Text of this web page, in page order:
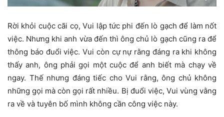
Rời khỏi cuộc cãi cọ, Vui lập tức phi đến lò gạch để làm nốt
việc. Nhưng khi anh vừa đến thì ông chủ lò gạch cũng ra để
thông báo đuổi việc. Vui còn cự nự rằng đáng ra khi không
thấy anh, ông phải gọi một cuộc để anh biết mà chạy về
ngay. Thế nhưng đáng tiếc cho Vui rằng, ông chủ không
những gọi mà còn gọi rất nhiều. Bị đuổi việc, Vui vùng vằng
ra về và tuyên bố mình không cần công việc này.